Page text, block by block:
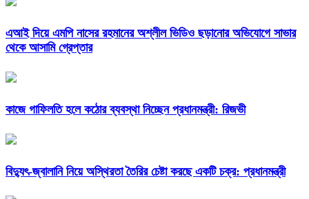
এআই দিয়ে এমপি নাসের রহমানের অশ্লীল ভিডিও ছড়ানোর অভিযোগে সাভার
থেকে আসামি গ্রেপ্তার
কাজে গাফিলতি হলে কঠোর ব্যবস্থা নিচ্ছেন প্রধানমন্ত্রী: রিজভী
বিদ্যুৎ-জ্বালানি নিয়ে অস্থিরতা তৈরির চেষ্টা করছে একটি চক্র: প্রধানমন্ত্রী